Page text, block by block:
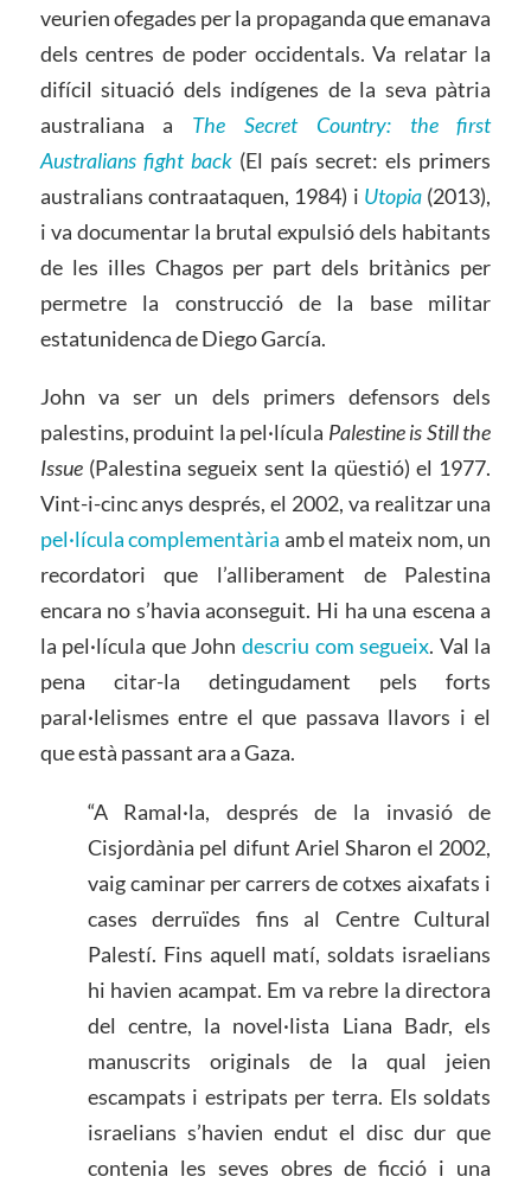
veurien ofegades per la propaganda que emanava
dels centres de poder occidentals. Va relatar la
difícil situació dels indígenes de la seva pàtria
australiana a The Secret Country: the first
Australians fight back(El país secret: els primers
australians contraataquen, 1984) i Utopia (2013),
i va documentar la brutal expulsió dels habitants
de les illes Chagos per part dels britànics per
permetre la construcció de la base militar
estatunidenca de Diego García.
John va ser un dels primers defensors dels
palestins, produint la pel·lícula Palestine is Still the
Issue(Palestina segueix sent la qüestió) el 1977.
Vint-i-cinc anys després, el 2002, va realitzar una
pel·lícula complementària amb el mateix nom, un
recordatori que l’alliberament de Palestina
encara no s’havia aconseguit. Hi ha una escena a
la pel·lícula que John descriu com segueix. Val la
pena citar-la detingudament pels forts
paral·lelismes entre el que passava llavors i el
que està passant ara a Gaza.
“A Ramal·la, després de la invasió de
Cisjordània pel difunt Ariel Sharon el 2002,
vaig caminar per carrers de cotxes aixafats i
cases derruïdes fins al Centre Cultural
Palestí. Fins aquell matí, soldats israelians
hi havien acampat. Em va rebre la directora
del centre, la novel·lista Liana Badr, els
manuscrits originals de la qual jeien
escampats i estripats per terra. Els soldats
israelians s’havien endut el disc dur que
contenia les seves obres de ficció i una